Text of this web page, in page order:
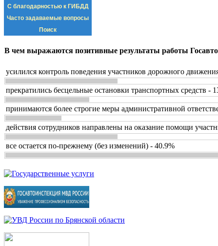
С благодарностью к ГИБДД
Часто задаваемые вопросы
Поиск
В чем выражаются позитивные результаты работы
усилился контроль поведения участников дорожного
прекратились бесцельные остановки транспортных средств -
принимаются более строгие меры административной
действия сотрудников направлены на оказание помощи
все остается по-прежнему (без изменений) - 40.9%